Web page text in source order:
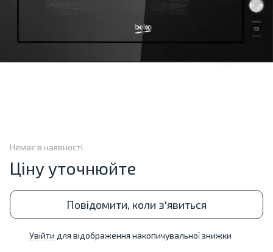
Немає в наявності
Ціну уточнюйте
Повідомити, коли з'явиться
Увійти для відображення накопичувальної знижки